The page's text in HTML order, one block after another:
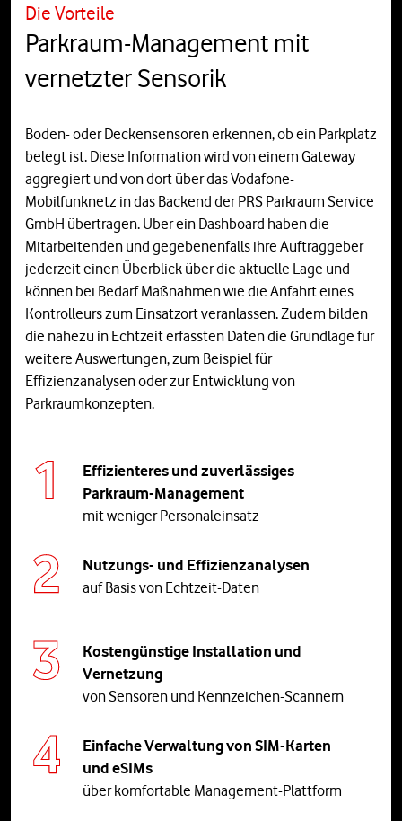
Die Vorteile
Parkraum-Management mit
vernetzter Sensorik
Boden- oder Deckensensoren erkennen, ob ein Parkplatz
belegt ist. Diese Information wird von einem Gateway
aggregiert und von dort über das Vodafone-
Mobilfunknetz in das Backend der PRS Parkraum Service
GmbH übertragen. Über ein Dashboard haben die
Mitarbeitenden und gegebenenfalls ihre Auftraggeber
jederzeit einen Überblick über die aktuelle Lage und
können bei Bedarf Maßnahmen wie die Anfahrt eines
Kontrolleurs zum Einsatzort veranlassen. Zudem bilden
die nahezu in Echtzeit erfassten Daten die Grundlage für
weitere Auswertungen, zum Beispiel für
Effizienzanalysen oder zur Entwicklung von
Parkraumkonzepten.
Effizienteres und zuverlässiges
Parkraum-Management
mit weniger Personaleinsatz
Nutzungs- und Effizienzanalysen
auf Basis von Echtzeit-Daten
Kostengünstige Installation und
Vernetzung
von Sensoren und Kennzeichen-Scannern
Einfache Verwaltung von SIM-Karten
und eSIMs
über komfortable Management-Plattform